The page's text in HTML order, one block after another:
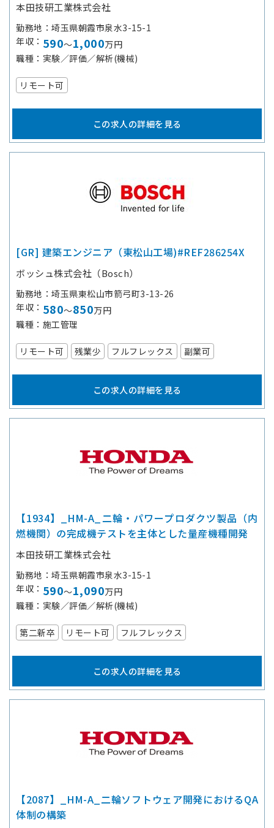
本田技研工業株式会社
勤務地
埼玉県朝霞市泉水3-15-1
年収
590～1,000万円
職種
実験／評価／解析(機械)
リモート可
この求人の詳細を見る
[GR] 建築エンジニア（東松山工場)#REF286254X
ボッシュ株式会社（Bosch）
勤務地
埼玉県東松山市箭弓町3-13-26
年収
580～850万円
職種
施工管理
リモート可 残業少 フルフレックス 副業可
この求人の詳細を見る
【1934】_HM-A_二輪・パワープロダクツ製品（内
燃機関）の完成機テストを主体とした量産機種開発
本田技研工業株式会社
勤務地
埼玉県朝霞市泉水3-15-1
年収
590～1,090万円
職種
実験／評価／解析(機械)
第二新卒 リモート可 フルフレックス
この求人の詳細を見る
【2087】_HM-A_二輪ソフトウェア開発におけるQA
体制の構築